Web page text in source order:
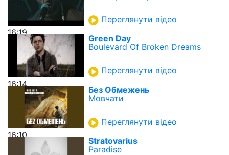
16:19
Переглянути відео
16:14
Green Day
Boulevard Of Broken Dreams
Переглянути відео
16:10
Без Обмежень
Мовчати
Переглянути відео
Stratovarius
Paradise